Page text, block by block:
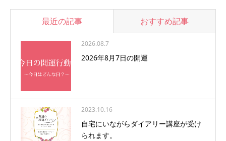
最近の記事 おすすめ記事
2026.08.7
2026年8月7日の開運
2023.10.16
自宅にいながらダイアリー講座が受け
られます。